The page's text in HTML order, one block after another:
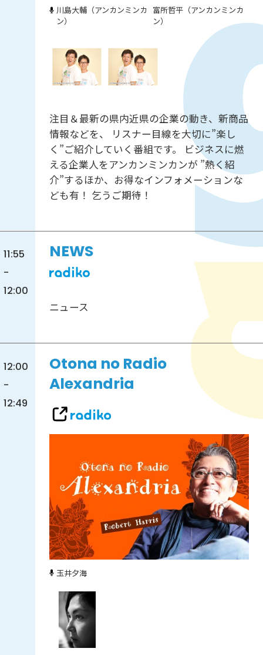
川島大輔（アンカンミンカ
ン）
富所哲平（アンカンミンカ
ン）
注目＆最新の県内近県の企業の動き、新商品
情報などを、 リスナー目線を大切に”楽し
く”ご紹介していく番組です。 ビジネスに燃
える企業人をアンカンミンカンが ”熱く紹
介”するほか、お得なインフォメーションな
ども有！ 乞うご期待！
11:55
-
12:00
NEWS
ニュース
12:00
-
12:49
Otona no Radio
Alexandria
玉井夕海